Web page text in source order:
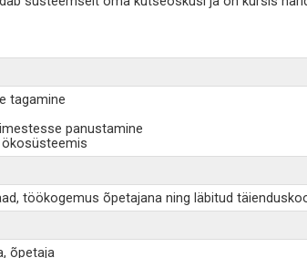
tagamine
panustamine
ökosüsteemis
töökogemus õpetajana ning läbitud
õpetaja